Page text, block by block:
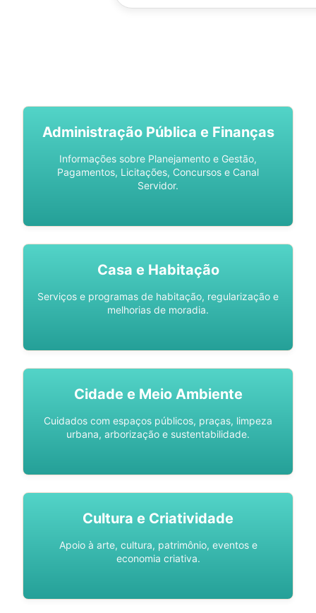
Administração Pública e Finanças
Informações sobre Planejamento e Gestão,
Pagamentos, Licitações, Concursos e Canal
Servidor.
Casa e Habitação
Serviços e programas de habitação, regularização e
melhorias de moradia.
Cidade e Meio Ambiente
Cuidados com espaços públicos, praças, limpeza
urbana, arborização e sustentabilidade.
Cultura e Criatividade
Apoio à arte, cultura, patrimônio, eventos e
economia criativa.